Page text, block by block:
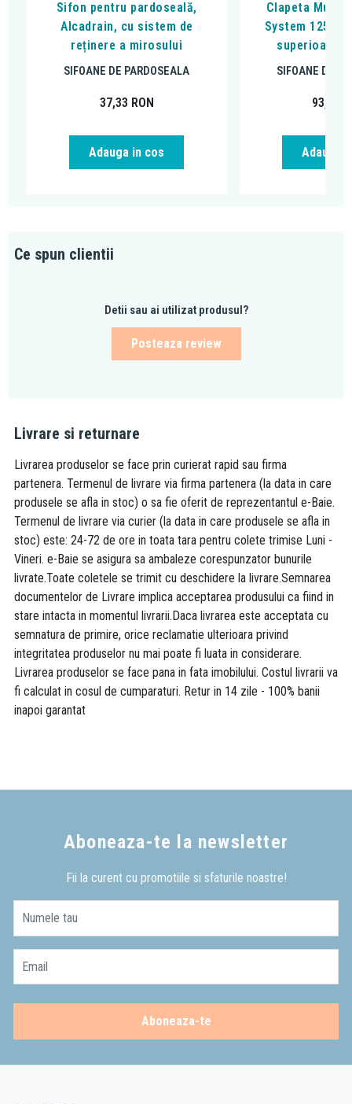
Sifon pentru pardoseală,
Alcadrain, cu sistem de
reținere a mirosului
SIFOANE DE PARDOSEALA
37,33 RON
Adauga in cos
Clapeta
System 125,
superioara
SIFOANE DE
93,92
Adauga
Ce spun clientii
Detii sau ai utilizat produsul?
Posteaza review
Livrare si returnare
Livrarea produselor se face prin curierat rapid sau firma
partenera. Termenul de livrare via firma partenera (la data in care
produsele se afla in stoc) o sa fie oferit de reprezentantul e-Baie.
Termenul de livrare via curier (la data in care produsele se afla in
stoc) este: 24-72 de ore in toata tara pentru colete trimise Luni -
Vineri. e-Baie se asigura sa ambaleze corespunzator bunurile
livrate.Toate coletele se trimit cu deschidere la livrare.Semnarea
documentelor de Livrare implica acceptarea produsului ca fiind in
stare intacta in momentul livrarii.Daca livrarea este acceptata cu
semnatura de primire, orice reclamatie ulterioara privind
integritatea produselor nu mai poate fi luata in considerare.
Livrarea produselor se face pana in fata imobilului. Costul livrarii va
fi calculat in cosul de cumparaturi. Retur in 14 zile - 100% banii
inapoi garantat
Aboneaza-te la newsletter
Fii la curent cu promotiile si sfaturile noastre!
Numele tau
Email
Aboneaza-te